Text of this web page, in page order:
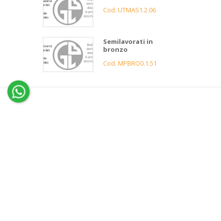
Cod. UTMAS1.2.06
Semilavorati in
bronzo
Cod. MPBRO0.1.51